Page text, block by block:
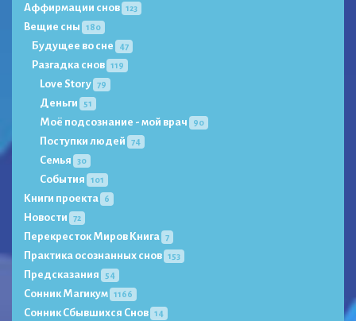
Аффирмации снов 123
Вещие сны 180
Будущее во сне 47
Разгадка снов 119
Love Story 79
Деньги 51
Моё подсознание - мой врач 90
Поступки людей 74
Семья 30
События 101
Книги проекта 6
Новости 72
Перекресток Миров Книга 7
Практика осознанных снов 153
Предсказания 54
Сонник Магикум 1166
Сонник Сбывшихся Снов 14